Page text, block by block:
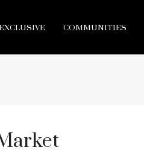
COMMUNITIES